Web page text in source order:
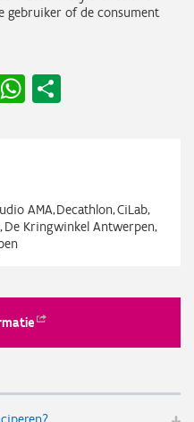
gebruiker of de consument
WhatsApp
AMA Decathlon CiLab
De Kringwinkel Antwerpen